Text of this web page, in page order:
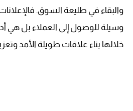
والبقاء في طليعة السوق.
وسيلة للوصول إلى العملاء بل هي
خلالها بناء علاقات طويلة الأمد